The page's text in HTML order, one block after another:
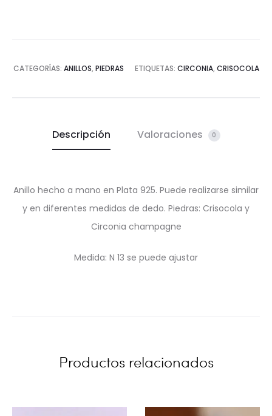
CATEGORÍAS: ANILLOS, PIEDRAS ETIQUETAS: CIRCONIA, CRISOCOLA
Descripción Valoraciones 0
Anillo hecho a mano en Plata 925. Puede realizarse similar
y en diferentes medidas de dedo. Piedras: Crisocola y
Circonia champagne
Medida: N 13 se puede ajustar
Productos relacionados